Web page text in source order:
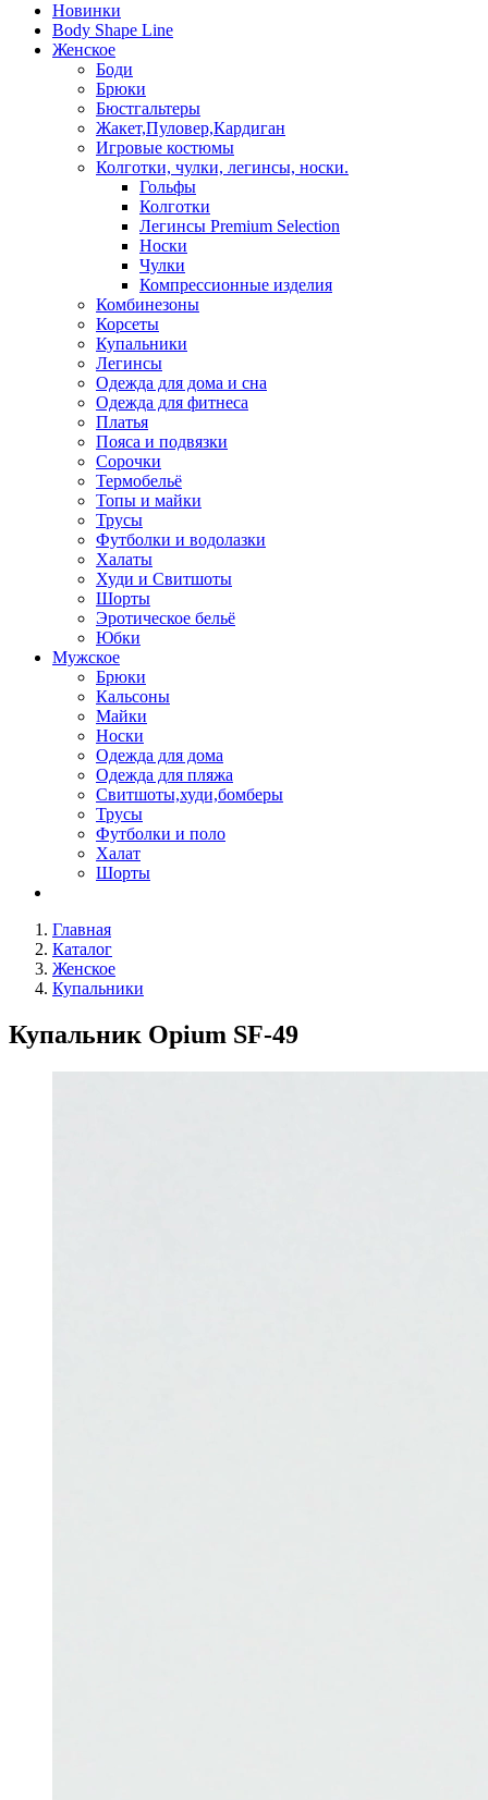
Новинки
Body Shape Line
Женское
Боди
Брюки
Бюстгальтеры
Жакет,Пуловер,Кардиган
Игровые костюмы
Колготки, чулки, легинсы, носки.
Гольфы
Колготки
Легинсы Premium Selection
Носки
Чулки
Компрессионные изделия
Комбинезоны
Корсеты
Купальники
Легинсы
Одежда для дома и сна
Одежда для фитнеса
Платья
Пояса и подвязки
Сорочки
Термобельё
Топы и майки
Трусы
Футболки и водолазки
Халаты
Худи и Свитшоты
Шорты
Эротическое бельё
Юбки
Мужское
Брюки
Кальсоны
Майки
Носки
Одежда для дома
Одежда для пляжа
Свитшоты,худи,бомберы
Трусы
Футболки и поло
Халат
Шорты
Главная
Каталог
Женское
Купальники
Купальник Opium SF-49